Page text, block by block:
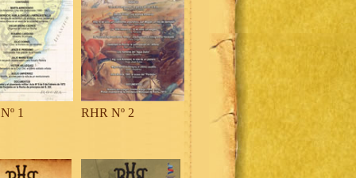
1 RHR Nº 2